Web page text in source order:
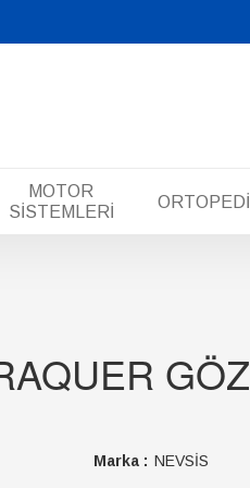
MOTOR
SİSTEMLERİ
ORTOPEDİ
GÖZ
Marka : NEVSİS